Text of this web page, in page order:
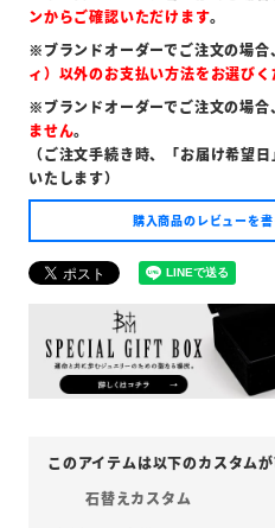
ンからご確認いただけます。
※ブランドオーダーでご注文の場合、
ィ）以外のお支払い方法をお選び
※ブランドオーダーでご注文の場合、
ません。
（ご注文手続き時、「お届け希望
いたします）
購入商品のレビューを
石替えカスタム